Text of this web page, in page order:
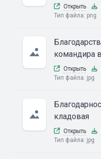
Открыть
Тип файла: png
командира
Открыть
Тип файла: jpg
кладовая
Открыть
Тип файла: jpg